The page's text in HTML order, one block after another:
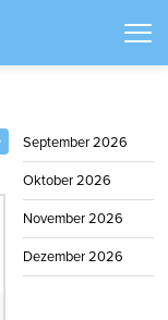
September 2026
Oktober 2026
November 2026
Dezember 2026